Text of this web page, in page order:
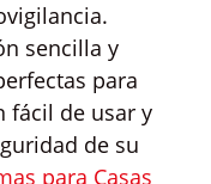
sencilla y
para
fácil de usar y
de su
para Casas